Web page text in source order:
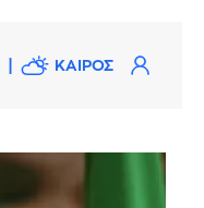
ΚΑΙΡΟΣ